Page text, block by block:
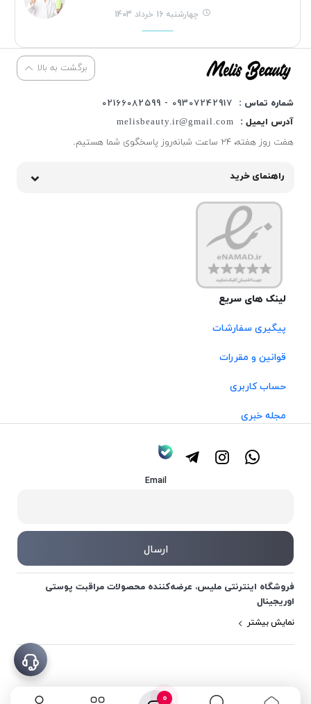
چهارشنبه 16 خرداد 1403
0
برگشت به بالا
شماره تماس :
09307242917 - 02166082599
آدرس ایمیل :
melisbeauty.ir@gmail.com
هفت روز هفته، ۲۴ ساعت شبانه‌روز پاسخگوی شما هستیم.
راهنمای خرید
لینک های سریع
پیگیری سفارشات
قوانین و مقررات
حساب کاربری
مجله خبری
Email
فروشگاه اینترنتی ملیس، عرضه‌کننده محصولات مراقبت پوستی
اوریجینال
نمایش بیشتر